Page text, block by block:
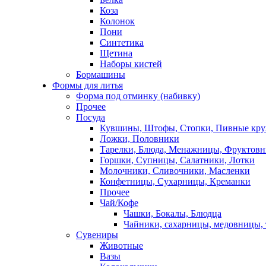
Коза
Колонок
Пони
Синтетика
Щетина
Наборы кистей
Бормашины
Формы для литья
Форма под отминку (набивку)
Прочее
Посуда
Кувшины, Штофы, Стопки, Пивные
Ложки, Половники
Тарелки, Блюда, Менажницы,
Горшки, Супницы, Салатники, Лотки
Молочники, Сливочники, Масленки
Конфетницы, Сухарницы, Креманки
Прочее
Чай/Кофе
Чашки, Бокалы, Блюдца
Чайники, сахарницы, медовницы,
Сувениры
Животные
Вазы